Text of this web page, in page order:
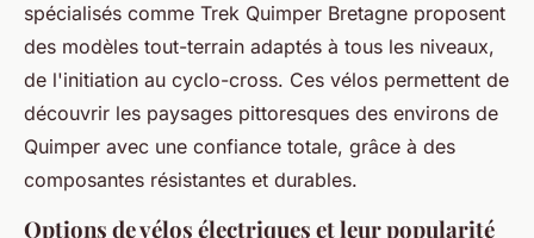
spécialisés comme Trek Quimper Bretagne proposent
des modèles tout-terrain adaptés à tous les niveaux,
de l'initiation au cyclo-cross. Ces vélos permettent de
découvrir les paysages pittoresques des environs de
Quimper avec une confiance totale, grâce à des
composantes résistantes et durables.
Options de vélos électriques et leur popularité